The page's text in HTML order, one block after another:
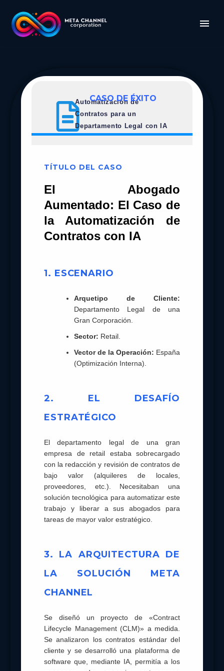
CASO DE ÉXITO
Automatización de
Contratos para un
Departamento Legal con IA
TÍTULO DEL CASO
El Abogado
Aumentado: El Caso de
la Automatización de
Contratos con IA
1. ESCENARIO
Arquetipo de Cliente:
Departamento Legal de una
Gran Corporación.
Sector: Retail.
Vector de la Operación: España
(Optimización Interna).
2. EL DESAFÍO
ESTRATÉGICO
El departamento legal de una gran
empresa de retail estaba sobrecargado
con la redacción y revisión de contratos de
bajo valor (alquileres de locales,
proveedores, etc.). Necesitaban una
solución tecnológica para automatizar este
trabajo y liberar a sus abogados para
tareas de mayor valor estratégico.
3. LA ARQUITECTURA DE
LA SOLUCIÓN META
CHANNEL
Se diseñó un proyecto de «Contract
Lifecycle Management (CLM)» a medida.
Se analizaron los contratos estándar del
cliente y se desarrolló una plataforma de
software que, mediante IA, permitía a los